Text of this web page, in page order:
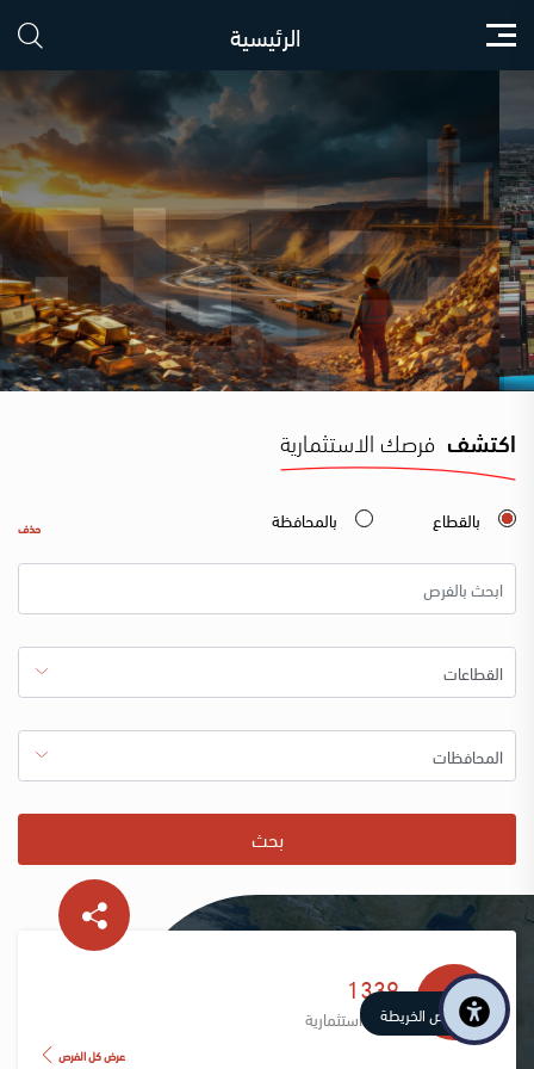
الرئيسية
اكتشف فرصك الاستثمارية
بالقطاع بالمحافظة حذف
بحث
1339
فرصة استثمارية
عرض كل الفرص
عرض الخريطة